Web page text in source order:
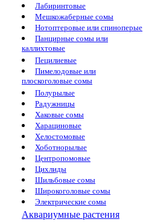
Лабиринтовые
Мешкожаберные сомы
Нотоптеровые или спиноперые
Панцирные сомы или
каллихтовые
Пецилиевые
Пимелодовые или
плоскоголовые сомы
Полурылые
Радужницы
Хаковые сомы
Харациновые
Хелостомовые
Хоботнорылые
Центропомовые
Цихлиды
Шильбовые сомы
Широкоголовые сомы
Электрические сомы
Аквариумные растения